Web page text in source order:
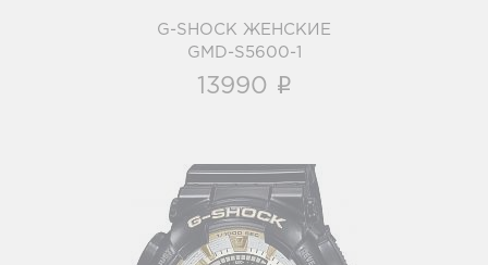
G-SHOCK ЖЕНСКИЕ
GMD-S5600-1
13990 i